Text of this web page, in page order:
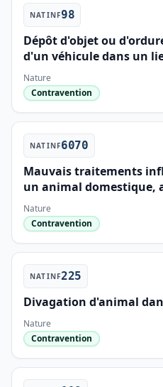
NATINF98
Dépôt d'objet ou
d'un véhicule dans un
Nature
Contravention
NATINF6070
Mauvais traitements
un animal domestique,
Nature
Contravention
NATINF225
Divagation d'animal
Nature
Contravention